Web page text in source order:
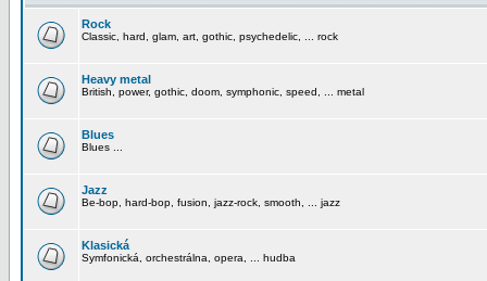
Rock
Classic, hard, glam, art, gothic, psychedelic, ... rock
Heavy metal
British, power, gothic, doom, symphonic, speed, ... metal
Blues
Blues ...
Jazz
Be-bop, hard-bop, fusion, jazz-rock, smooth, ... jazz
Klasická
Symfonická, orchestrálna, opera, ... hudba